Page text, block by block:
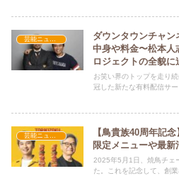
芸能ニュース
ダウンタウンチャン
中身や料金〜松本
ロジェクトの全貌に
お笑い界のトップを走り
冠した新たな有料配信サー
芸能ニュース
【鳥貴族40周年記
限定メニューや最新
2025年5月1日、焼鳥チェ
た。​これを記念して、創業